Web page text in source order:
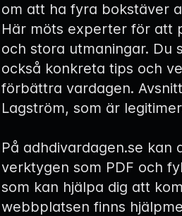
om att ha fyra bokstäver
Här möts experter för att
och stora utmaningar. Du
också konkreta tips och
förbättra vardagen.
Lagström, som är
På adhdivardagen.se kan
verktygen som PDF och
som kan hjälpa dig att
webbplatsen finns